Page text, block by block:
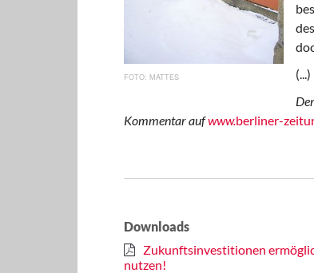
MATTES
(...)
Kommentar aufwww.berliner-
Downloads
Zukunftsinvestitionen
nutzen!